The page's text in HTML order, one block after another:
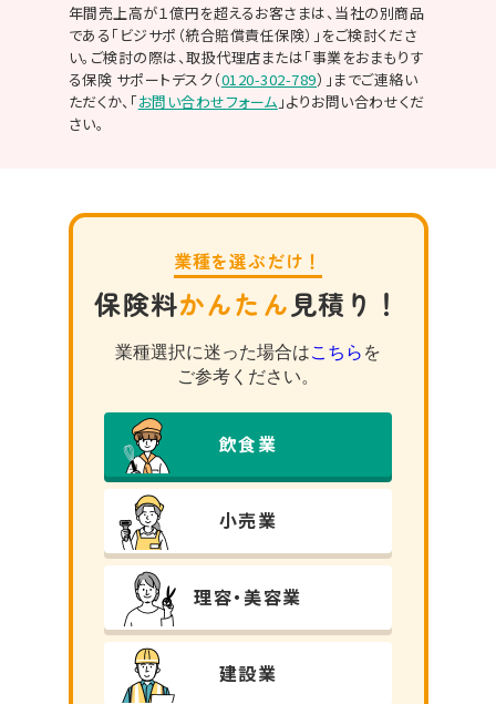
年間売上高が１億円を超えるお客さまは、当社の別商品
である「ビジサポ（統合賠償責任保険）」をご検討くださ
い。ご検討の際は、取扱代理店または「事業をおまもりす
る保険 サポートデスク（0120-302-789）」までご連絡い
ただくか、「お問い合わせフォーム 」よりお問い合わせくだ
さい。
業種を選ぶだけ！
保険料かんたん見積り！
業種選択に迷った場合はこちら を
ご参考ください。
飲⾷業
小売業
理容・美容業
建設業